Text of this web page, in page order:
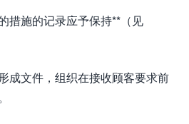
措施的记录应予保持**（见
成文件，组织在接收顾客要求前